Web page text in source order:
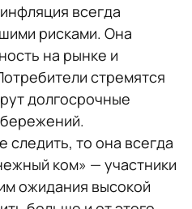
всегда
рисками. Она
на рынке и
стремятся
долгосрочные
следить, то она всегда
ком» — участники
ожидания высокой